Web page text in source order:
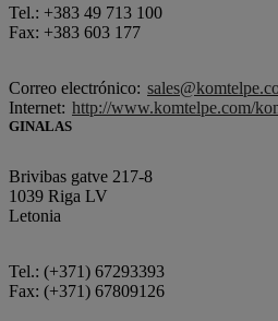
Tel.: +383 49 713 100
Fax: +383 603 177
Correo electrónico:
Internet: http://www.komtelpe.com/
GINALAS
Brivibas gatve 217-8
1039 Riga LV
Letonia
Tel.: (+371) 67293393
Fax: (+371) 67809126